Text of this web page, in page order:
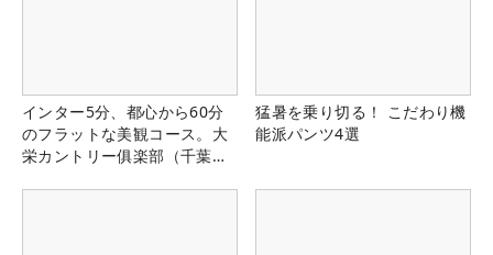
インター5分、都心から60分
のフラットな美観コース。大
栄カントリー俱楽部（千葉
猛暑を乗り切る！ こだわり機
能派パンツ4選